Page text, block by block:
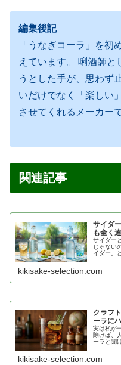
編集後記
「うなぎコーラ」を初
えています。 唎酒師と
うとした手が、思わず
いだけでなく「楽しい
させてくれるメーカー
関連記事
サイダ
も全く
サイダー
じゃない
イダー。
kikisake-selection.com
クラフ
ーラに
実は私が
除けば、
ーラと聞
kikisake-selection.com